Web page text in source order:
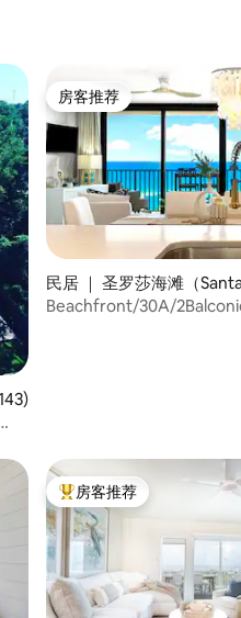
4.82 分（满分 5 分），共 143 条
房客推荐
房客推荐
民居 ｜ 圣罗莎海滩（
sa Beach）
Beachfront/30A/
热门「房客推荐」
房客推荐